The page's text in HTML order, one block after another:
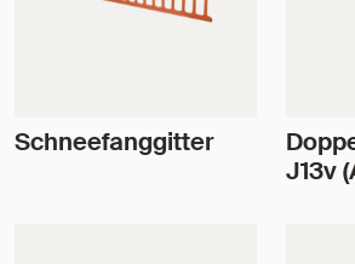
Schneefanggitter
J13v